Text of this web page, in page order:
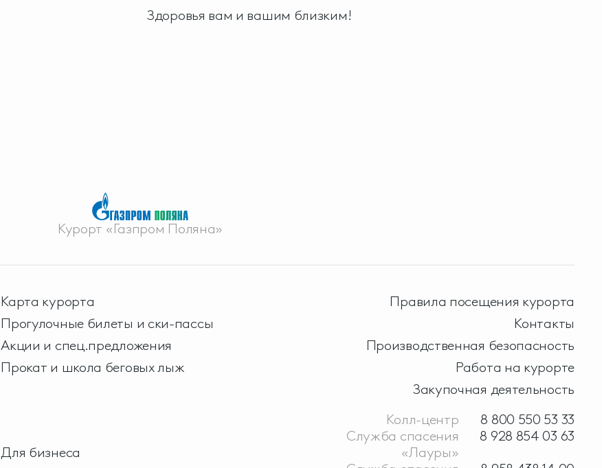
Здоровья вам и вашим близким!
Курорт «Газпром Поляна»
Карта курорта
Прогулочные билеты и ски-пассы
Акции и спец.предложения
Прокат и школа беговых лыж
Для бизнеса
Правила посещения курорта
Контакты
Производственная безопасность
Работа на курорте
Закупочная деятельность
Колл-центр
8 800 550 53 33
Служба спасения
«Лауры»
8 928 854 03 63